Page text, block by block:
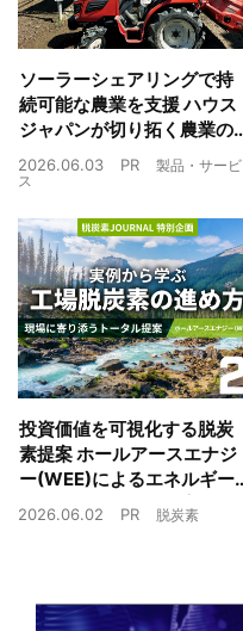
ソーラーシェアリングで持
続可能な農業を支援 ハウス
ジャパンが切り拓く農業の
未来
2026.06.03 PR
製品・サービ
ス
投資価値を可視化する脱炭
素提案 ホールアースエナジ
ー(WEE)によるエネルギー
戦略とは｜工場脱炭素の進
2026.06.02 PR 脱炭素